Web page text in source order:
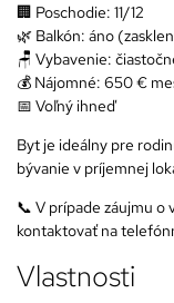
🏢 Poschodie: 11/12
🌿 Balkón: áno
🪑 Vybavenie:
💰 Nájomné: 650 €
📅 Voľný ihneď
Byt je ideálny pre
bývanie v príjemnej
📞 V prípade záujmu o
kontaktovať na
Vlastnosti